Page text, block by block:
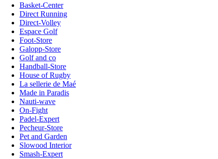
Basket-Center
Direct Running
Direct-Volley
Espace Golf
Foot-Store
Galopp-Store
Golf and co
Handball-Store
House of Rugby
La sellerie de Maé
Made in Paradis
Nauti-wave
On-Fight
Padel-Expert
Pecheur-Store
Pet and Garden
Slowood Interior
Smash-Expert